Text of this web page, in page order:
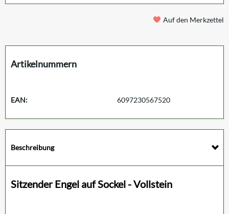
Auf den Merkzettel
Artikelnummern
EAN: 6097230567520
Beschreibung
Sitzender Engel auf Sockel - Vollstein